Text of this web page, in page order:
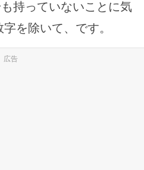
持っていないことに気
を除いて、です。
広告